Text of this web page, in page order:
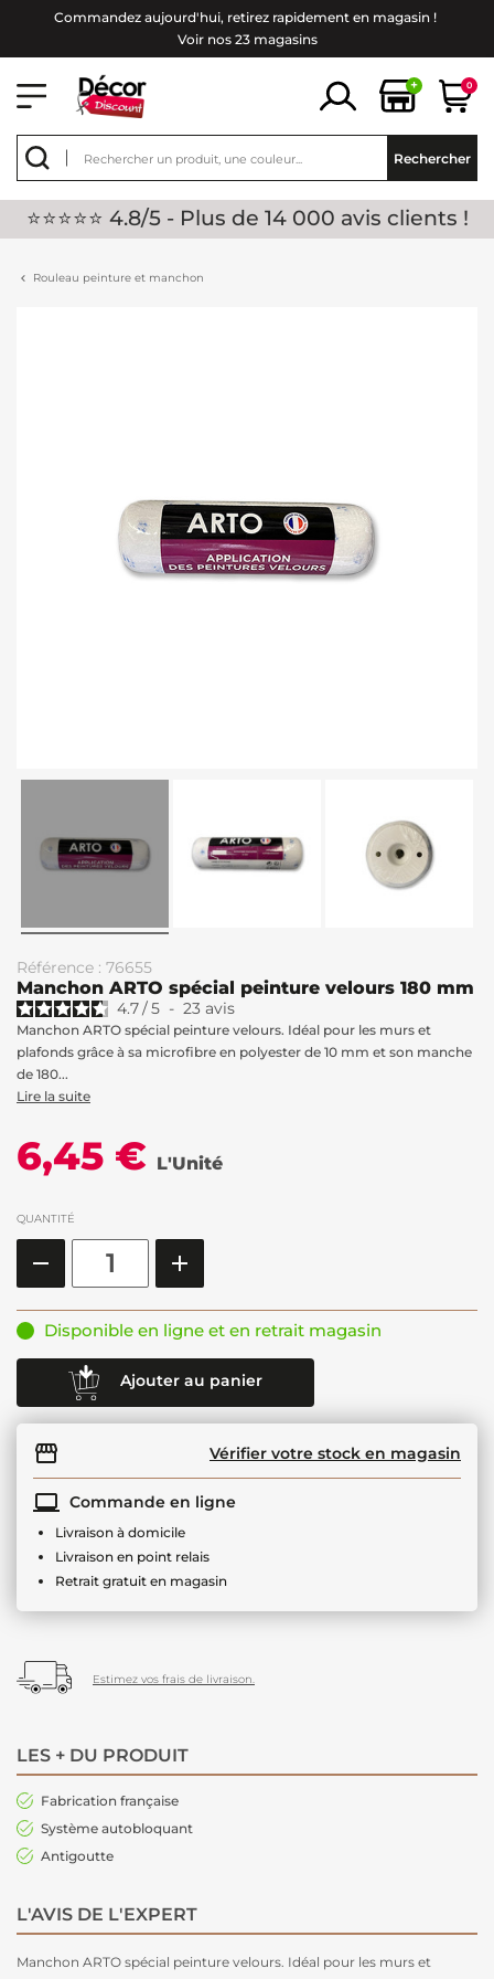
Commandez aujourd'hui, retirez rapidement en magasin !
Voir nos 23 magasins
+ 0
Rechercher
⭐⭐⭐⭐⭐ 4.8/5 - Plus de 14 000 avis clients !
Rouleau peinture et manchon
Référence : 76655
Manchon ARTO spécial peinture velours 180 mm
4.7/5 - 23 avis
Manchon ARTO spécial peinture velours. Idéal pour les murs et
plafonds grâce à sa microfibre en polyester de 10 mm et son manche
de 180...
Lire la suite
6,45 € L'Unité
QUANTITÉ
Disponible en ligne et en retrait magasin
Ajouter au panier
Vérifier votre stock en magasin
Commande en ligne
Livraison à domicile
Livraison en point relais
Retrait gratuit en magasin
Estimez vos frais de livraison.
LES + DU PRODUIT
Fabrication française
Système autobloquant
Antigoutte
L'AVIS DE L'EXPERT
Manchon ARTO spécial peinture velours. Idéal pour les murs et